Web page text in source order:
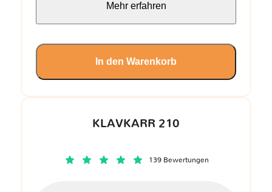
KLAVKARR 210
139 Bewertungen
Mehr erfahren
In den Warenkorb